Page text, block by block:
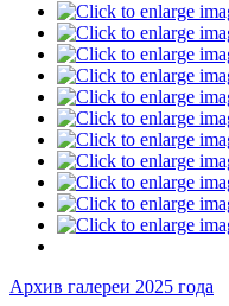
Архив галереи 2025 года